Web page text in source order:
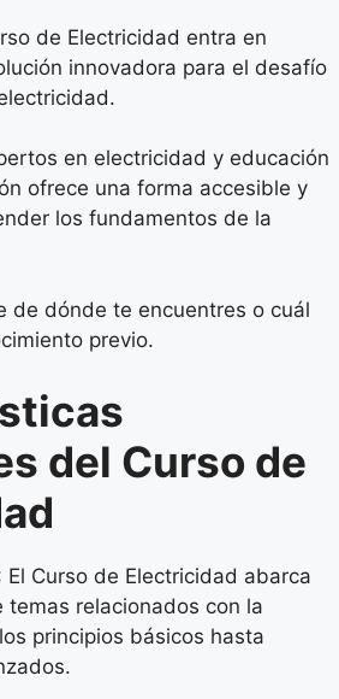
de Electricidad entra en
innovadora para el desafío
en electricidad y educación
ofrece una forma accesible y
los fundamentos de la
de dónde te encuentres o cuál
previo.
del Curso de
El Curso de Electricidad abarca
temas relacionados con la
principios básicos hasta